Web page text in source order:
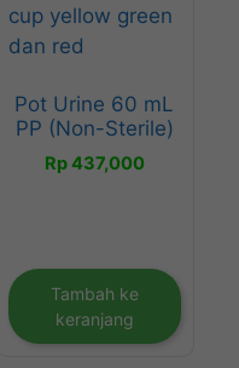
Pot Urine 60 mL
PP (Non-Sterile)
Rp437,000
Tambah ke
keranjang